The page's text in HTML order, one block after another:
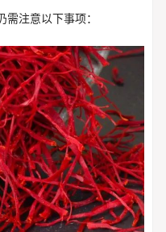
注意以下事项：